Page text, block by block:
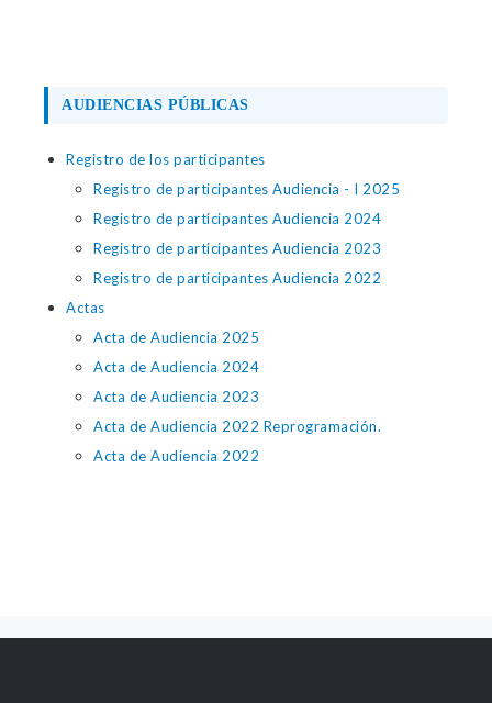
AUDIENCIAS PÚBLICAS
Registro de los participantes
Registro de participantes Audiencia - I 2025
Registro de participantes Audiencia 2024
Registro de participantes Audiencia 2023
Registro de participantes Audiencia 2022
Actas
Acta de Audiencia 2025
Acta de Audiencia 2024
Acta de Audiencia 2023
Acta de Audiencia 2022 Reprogramación.
Acta de Audiencia 2022